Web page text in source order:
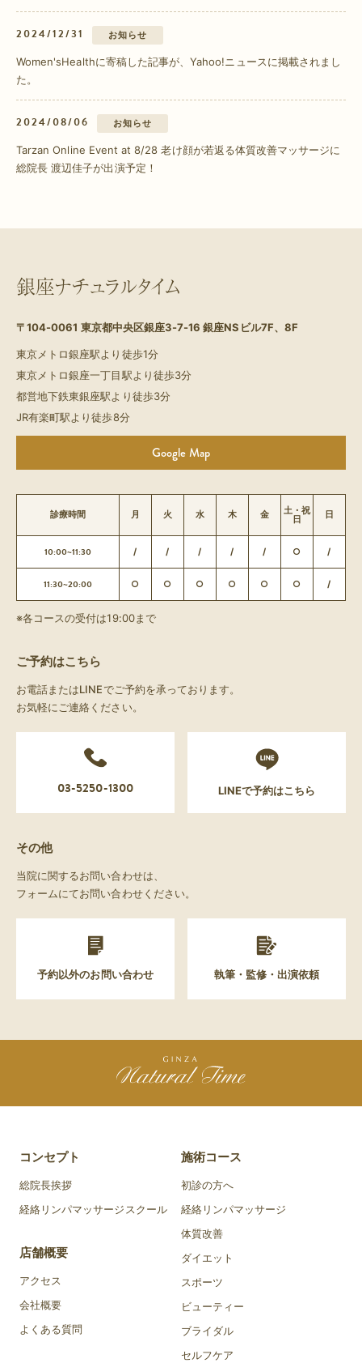
2024/12/31 お知らせ
Women'sHealthに寄稿した記事が、Yahoo!ニュースに掲載されまし
た。
2024/08/06 お知らせ
Tarzan Online Event at 8/28 老け顔が若返る体質改善マッサージに
総院長 渡辺佳子が出演予定！
銀座ナチュラルタイム
〒104-0061 東京都中央区銀座3-7-16 銀座NSビル7F、8F
東京メトロ銀座駅より徒歩1分
東京メトロ銀座一丁目駅より徒歩3分
都営地下鉄東銀座駅より徒歩3分
JR有楽町駅より徒歩8分
Google Map
診療時間 月 火 水 木 金 土・祝
日 日
10:00~11:30 / / / / / ○ /
11:30~20:00 ○ ○ ○ ○ ○ ○ /
※各コースの受付は19:00まで
ご予約はこちら
お電話またはLINEでご予約を承っております。
お気軽にご連絡ください。
03-5250-1300 LINEで予約はこちら
その他
当院に関するお問い合わせは、
フォームにてお問い合わせください。
予約以外のお問い合わせ 執筆・監修・出演依頼
コンセプト
総院長挨拶
経絡リンパマッサージスクール
店舗概要
アクセス
会社概要
よくある質問
施術コース
初診の方へ
経絡リンパマッサージ
体質改善
ダイエット
スポーツ
ビューティー
ブライダル
セルフケア